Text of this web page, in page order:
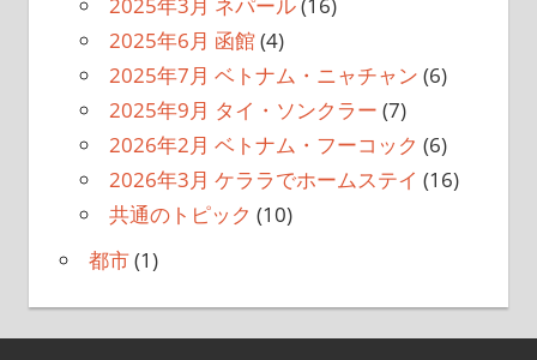
2025年3月 ネパール(16)
2025年6月 函館(4)
2025年7月 ベトナム・ニャチャン (6)
2025年9月 タイ・ソンクラー (7)
2026年2月 ベトナム・フーコック (6)
2026年3月 ケララでホームステイ (16)
共通のトピック (10)
都市(1)